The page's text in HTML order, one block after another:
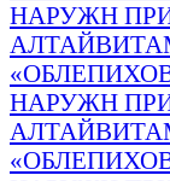
НАРУЖН
НАРУЖН